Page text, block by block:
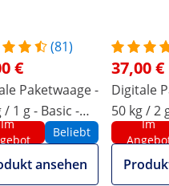
(81)
€
Paketwaage -
/ 1 g - Basic -
LCD
Im
Beliebt
ansehen
37,00 €
Digitale
50 kg / 2
externes
Im